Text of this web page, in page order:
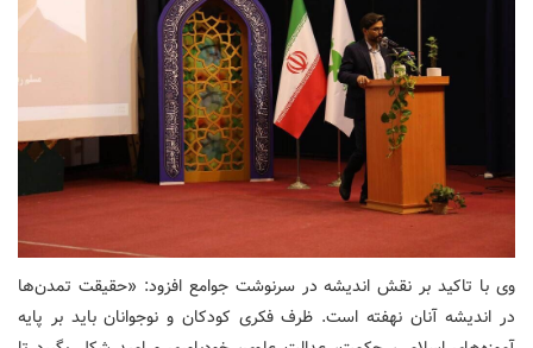
وی با تاکید بر نقش اندیشه در سرنوشت جوامع افزود: «حقیقت تمدن‌ها
در اندیشه آنان نهفته است. ظرف فکری کودکان و نوجوانان باید بر پایه